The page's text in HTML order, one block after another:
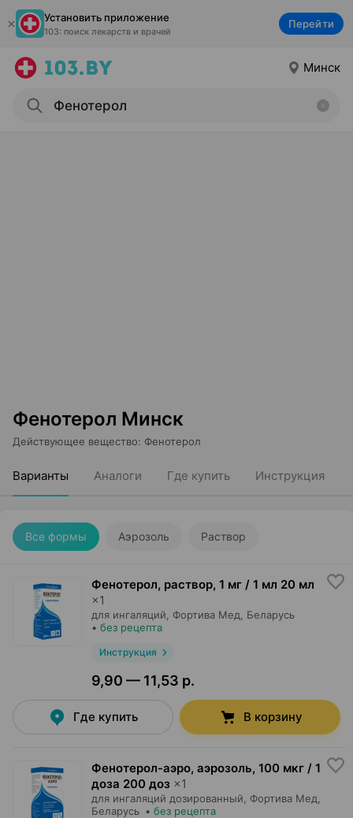
Установить приложение
103: поиск лекарств и врачей
Перейти
Минск
Фенотерол Минск
Действующее вещество: Фенотерол
Варианты Аналоги Где купить Инструкция
Все формы Аэрозоль Раствор
Фенотерол, раствор, 1 мг / 1 мл 20 мл
×1
для ингаляций, Фортива Мед , Беларусь
• без рецепта
Инструкция
9,90 — 11,53 р.
Где купить В корзину
Фенотерол-аэро, аэрозоль, 100 мкг / 1
доза 200 доз ×1
для ингаляций дозированный, Фортива Мед
Беларусь • без рецепта